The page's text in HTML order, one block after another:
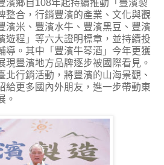
濱鄉自108年起持續推動「豐濱製
整合，行銷豐濱的產業、文化與觀
濱米、豐濱水牛、豐濱黑豆、豐濱
遊程」等六大證明標章，並持續投
導。其中「豐濱牛琴酒」今年更獲
現豐濱地方品牌逐步被國際看見。
北行銷活動，將豐濱的山海景觀、
給更多國內外朋友，進一步帶動東
。